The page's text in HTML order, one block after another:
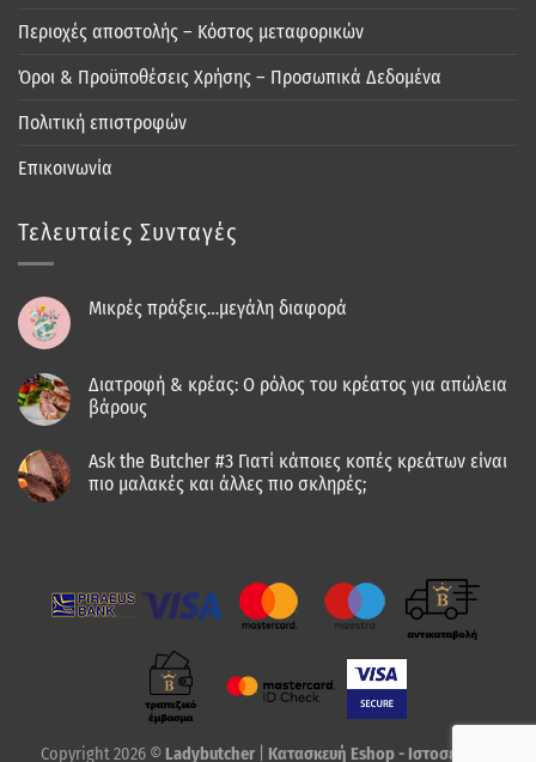
Περιοχές αποστολής – Κόστος μεταφορικών
Όροι & Προϋποθέσεις Χρήσης – Προσωπικά Δεδομένα
Πολιτική επιστροφών
Επικοινωνία
Τελευταίες Συνταγές
Μικρές πράξεις…μεγάλη διαφορά
Διατροφή & κρέας: Ο ρόλος του κρέατος για απώλεια
βάρους
Ask the Butcher #3 Γιατί κάποιες κοπές κρεάτων είναι
πιο μαλακές και άλλες πιο σκληρές;
Copyright 2026 © Ladybutcher Κατασκευή Eshop - Ιστοσελίδας